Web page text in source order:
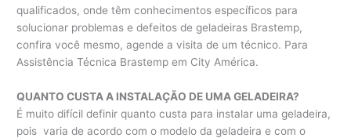
qualificados, onde têm conhecimentos específicos para
solucionar problemas e defeitos de geladeiras Brastemp,
confira você mesmo, agende a visita de um técnico. Para
Assistência Técnica Brastemp em City América.
QUANTO CUSTA A INSTALAÇÃO DE UMA GELADEIRA?
É muito difícil definir quanto custa para instalar uma geladeira,
pois varia de acordo com o modelo da geladeira e com o